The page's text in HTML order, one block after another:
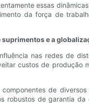
essas
da força de
suprimentos e a
nas redes de
custos de produção
de
robustos de garantia